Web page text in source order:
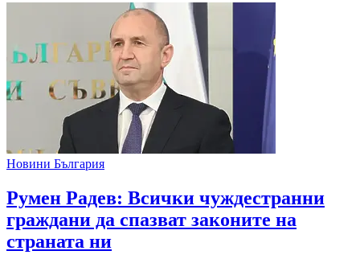
Новини България
Румен Радев: Всички чуждестранни
граждани да спазват законите на
страната ни